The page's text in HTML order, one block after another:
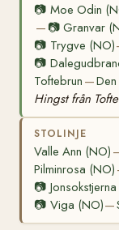
📷 Moe Odin
— 📷Granvar
📷 Trygve (NO)
📷
Toftebrun —
Hingst från
STOLINJE
Valle Ann (NO)
Pilminrosa (NO)
📷
📷 Viga (NO)—